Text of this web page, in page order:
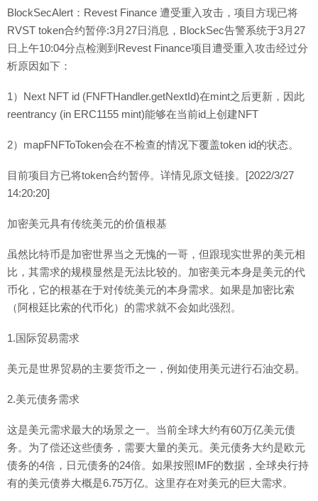
BlockSecAlert：Revest Finance 遭受重入攻击，项目方现已将
RVST token合约暂停:3月27日消息，BlockSec告警系统于3月27
日上午10:04分点检测到Revest Finance项目遭受重入攻击经过分
析原因如下：
1）Next NFT id (FNFTHandler.getNextId)在mint之后更新，因此
reentrancy (in ERC1155 mint)能够在当前id上创建NFT
2）mapFNFToToken会在不检查的情况下覆盖token id的状态。
目前项目方已将token合约暂停。详情见原文链接。[2022/3/27
14:20:20]
加密美元具有传统美元的价值根基
虽然比特币是加密世界当之无愧的一哥，但跟现实世界的美元相
比，其需求的规模显然是无法比较的。加密美元本身是美元的代
币化，它的根基在于对传统美元的本身需求。如果是加密比索
（阿根廷比索的代币化）的需求就不会如此强烈。
1.国际贸易需求
美元是世界贸易的主要货币之一，例如使用美元进行石油交易。
2.美元债务需求
这是美元需求最大的场景之一。当前全球大约有60万亿美元债
务。为了偿还这些债务，需要大量的美元。美元债务大约是欧元
债务的4倍，日元债务的24倍。如果按照IMF的数据，全球央行持
有的美元债券大概是6.75万亿。这里存在对美元的巨大需求。